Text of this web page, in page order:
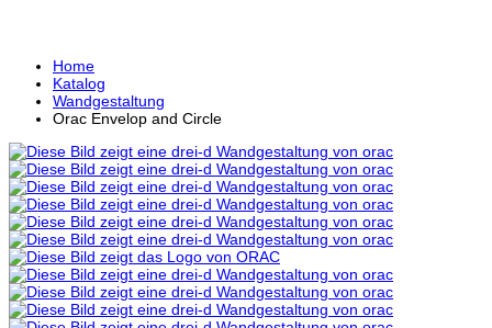
Home
Katalog
Wandgestaltung
Orac Envelop and Circle